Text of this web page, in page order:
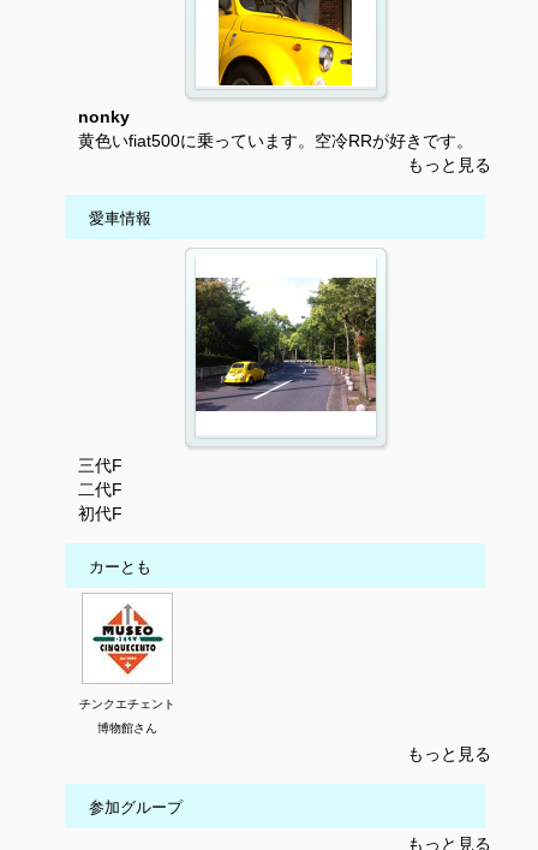
nonky
黄色いfiat500に乗っています。空冷RRが好きです。
もっと見る
愛車情報
三代F
二代F
初代F
カーとも
チンクエチェント
博物館さん
もっと見る
参加グループ
もっと見る